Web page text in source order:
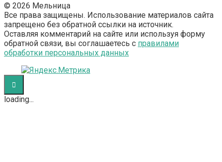
© 2026 Мельница
Все права защищены. Использование материалов сайта
запрещено без обратной ссылки на источник.
Оставляя комментарий на сайте или используя форму
обратной связи, вы соглашаетесь с правилами
обработки персональных данных
loading...